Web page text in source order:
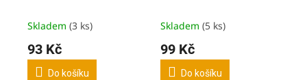
Skladem (3 ks)
93 Kč
Do košíku
Skladem (5 ks)
99 Kč
Do košíku